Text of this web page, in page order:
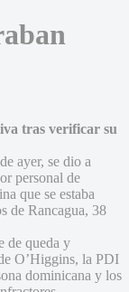
tras verificar su
ayer, se dio a
personal de
que se estaba
de Rancagua, 38
de queda y
O’Higgins, la PDI
dominicana y los